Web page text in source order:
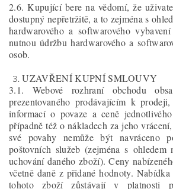
2.6. Kupující bere na vědomí, že
dostupný nepřetržitě, a to zejména s
hardwarového a softwarového
nutnou údržbu hardwarového a
osob.
UZAVŘENÍ KUPNÍ SMLOUVY
3.1. Webové rozhraní obchodu
prezentovaného prodávajícím k
informací o povaze a ceně
případně též o nákladech za jeho
své povahy nemůže být navráceno
poštovních služeb (zejména s ohledem
uchování daného zboží). Ceny
včetně daně z přidané hodnoty.
tohoto zboží zůstávají v platnosti